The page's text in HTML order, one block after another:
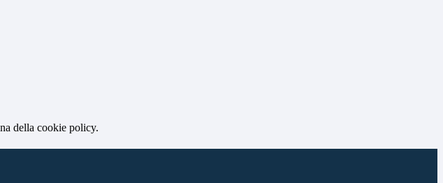
della cookie policy.